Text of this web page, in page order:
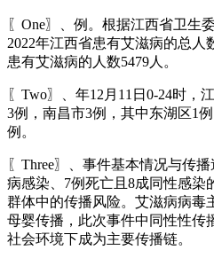
〖One〗、例。根据江西省卫生
2022年江西省患有艾滋病的总人
患有艾滋病的人数5479人。
〖Two〗、年12月11日0-24时，
3例，南昌市3例，其中东湖区1
例。
〖Three〗、事件基本情况与传
病感染、7例死亡且8成同性感染
群体中的传播风险。艾滋病病毒
母婴传播，此次事件中同性性传
社会环境下成为主要传播链。